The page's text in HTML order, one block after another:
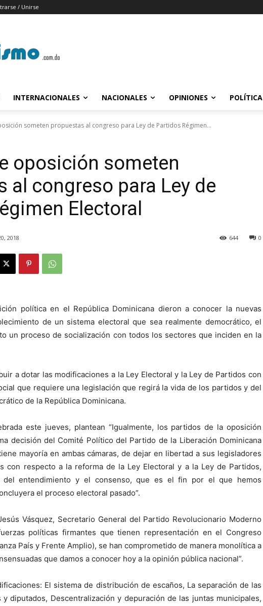
/ Unirse
INTERNACIONALES NACIONALES OPINIONES POLÍTICA
someten propuestas al congreso para Ley de Partidos Régimen...
oposición someten
al congreso para Ley de
Electoral
2018 0
644
política en el República Dominicana dieron a conocer la nuevas
de un sistema electoral que sea realmente democrático, el
un proceso de socialización con todos los sectores que inciden en la
a dotar las modificaciones a la Ley Electoral y la Ley de Partidos con
que requiere una legislación que regirá la vida de los partidos y del
de la República Dominicana.
este jueves, plantean “Igualmente, los partidos de la oposición
decisión del Comité Político del Partido de la Liberación Dominicana
mayoría en ambas cámaras, de dejar en libertad a sus legisladores
con respecto a la reforma de la Ley Electoral y a la Ley de Partidos,
del entendimiento y el consenso, que es el fin por el que hemos
el proceso electoral pasado”.
Vásquez, Secretario General del Partido Revolucionario Moderno
políticas firmantes que tienen representación en el Congreso
País y Frente Amplio), se han comprometido de manera monolítica a
que damos a conocer hoy a la opinión pública nacional”.
El sistema de distribución de escaños, La separación de las
diputados, Descentralización y depuración de las juntas municipales,